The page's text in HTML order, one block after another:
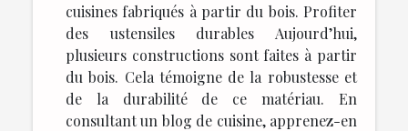
cuisines fabriqués à partir du bois. Profiter
des ustensiles durables Aujourd’hui,
plusieurs constructions sont faites à partir
du bois. Cela témoigne de la robustesse et
de la durabilité de ce matériau. En
consultant un blog de cuisine, apprenez-en